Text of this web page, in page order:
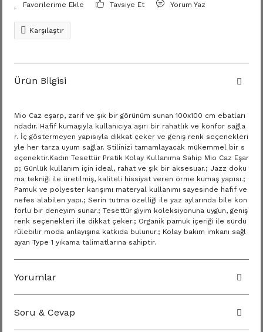
Tavsiye Et Yorum Yaz
Karşılaştır
Ürün Bilgisi
Mio Caz eşarp, zarif ve şık bir görünüm sunan 100x100 cm ebatları
ndadır. Hafif kumaşıyla kullanıcıya aşırı bir rahatlık ve konfor sağla
r. İç göstermeyen yapısıyla dikkat çeker ve geniş renk seçenekleri
yle her tarza uyum sağlar. Stilinizi tamamlayacak mükemmel bir s
eçenektir.Kadın Tesettür Pratik Kolay Kullanıma Sahip Mio Caz Eşar
p; Günlük kullanım için ideal, rahat ve şık bir aksesuar.; Jazz doku
ma tekniği ile üretilmiş, kaliteli hissiyat veren örme kumaş yapısı.;
Pamuk ve polyester karışımı materyal kullanımı sayesinde hafif ve
nefes alabilen yapı.; Serin tutma özelliği ile yaz aylarında bile kon
forlu bir deneyim sunar.; Tesettür giyim koleksiyonuna uygun, geniş
renk seçenekleri ile dikkat çeker.; Organik pamuk içeriği ile sürdü
rülebilir moda anlayışına katkıda bulunur.; Kolay bakım imkanı sağl
ayan Type 1 yıkama talimatlarına sahiptir.
Yorumlar
Soru & Cevap